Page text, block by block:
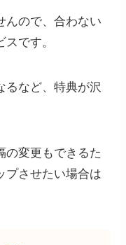
んので、合わない
です。
るなど、特典が沢
の変更もできるた
プさせたい場合は